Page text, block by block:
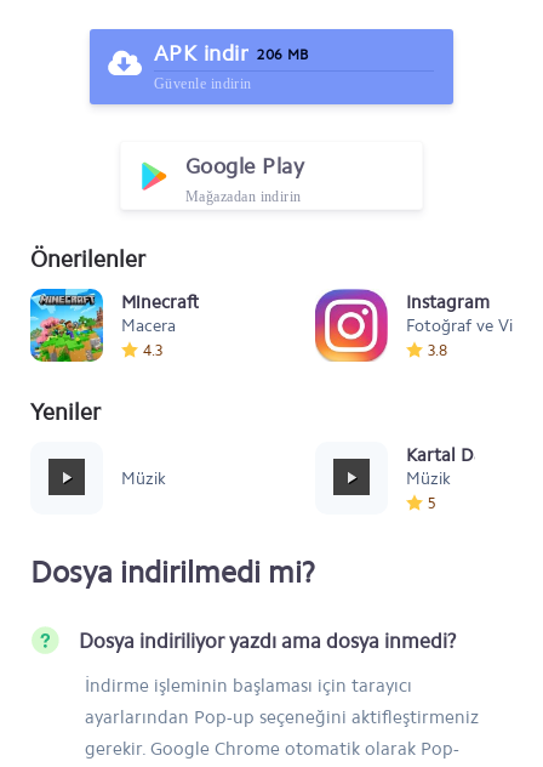
APK indir 206 MB
Güvenle indirin
Google Play
Mağazadan indirin
Önerilenler
Minecraft
Macera
4.3
Instagram
Fotoğraf ve Video
3.8
Yeniler
Müzik
Kartal Dansı
Müzik
5
Dosya indirilmedi mi?
Dosya indiriliyor yazdı ama dosya inmedi?
İndirme işleminin başlaması için tarayıcı
ayarlarından Pop-up seçeneğini aktifleştirmeniz
gerekir. Google Chrome otomatik olarak Pop-